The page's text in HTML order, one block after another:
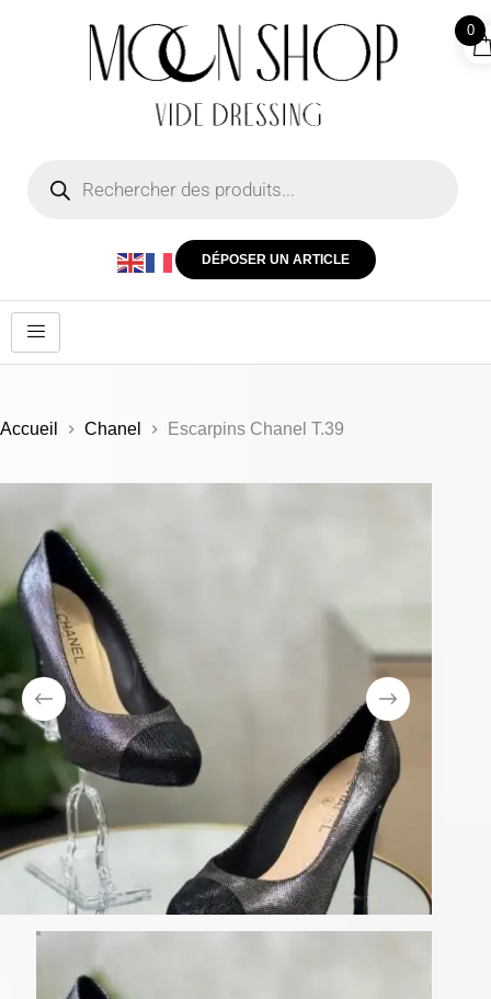
DÉPOSER UN ARTICLE
Accueil Chanel Escarpins Chanel T.39
0